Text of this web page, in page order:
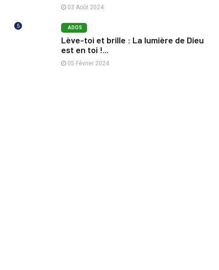
03 Août 2024
5 ADOS
Lève-toi et brille : La lumière de Dieu
est en toi !...
05 Février 2024